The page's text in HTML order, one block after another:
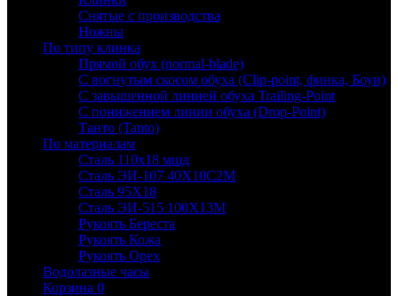
Снятые с производства
Ножны
По типу клинка
Прямой обух (normal-blade)
С вогнутым скосом обуха (Clip-point, финка, Боуи)
С завышенной линией обуха Trailing-Point
С понижением линии обуха (Drop-Point)
Танто (Tanto)
По материалам
Сталь 110х18 мшд
Сталь ЭИ-107 40Х10С2М
Сталь 95Х18
Сталь ЭИ-515 100Х13М
Рукоять Береста
Рукоять Кожа
Рукоять Орех
Водолазные часы
Корзина 0